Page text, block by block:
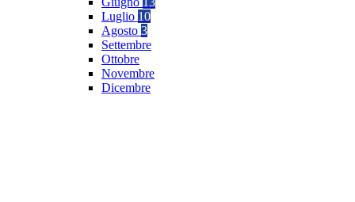
Luglio 10
Agosto 3
Settembre
Ottobre
Novembre
Dicembre